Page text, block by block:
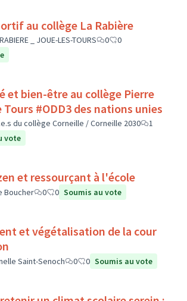
au collège La Rabière
_ JOUE-LES-TOURS 0
0
et bien-être au collège Pierre
Tours #ODD3 des nations unies
du collège Corneille / Corneille 2030
1
vote
et ressourçant à l'école
Boucher 0 0 Soumis au vote
et végétalisation de la cour
Saint-Senoch 0 0 Soumis au vote